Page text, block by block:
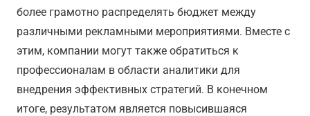
более грамотно распределять бюджет между
различными рекламными мероприятиями. Вместе с
этим, компании могут также обратиться к
профессионалам в области аналитики для
внедрения эффективных стратегий. В конечном
итоге, результатом является повысившаяся